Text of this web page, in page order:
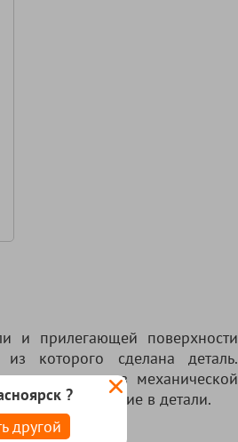
?
другой
и прилегающей поверхности
которого сделана деталь.
элементов механической
в отверстие в детали.